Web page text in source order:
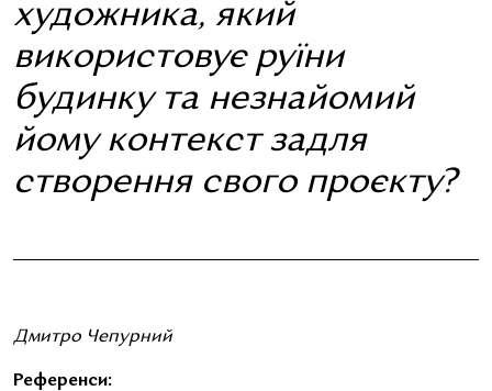
художника, який
використовує руїни
будинку та незнайомий
йому контекст задля
створення свого проєкту?
Дмитро Чепурний
Референси: